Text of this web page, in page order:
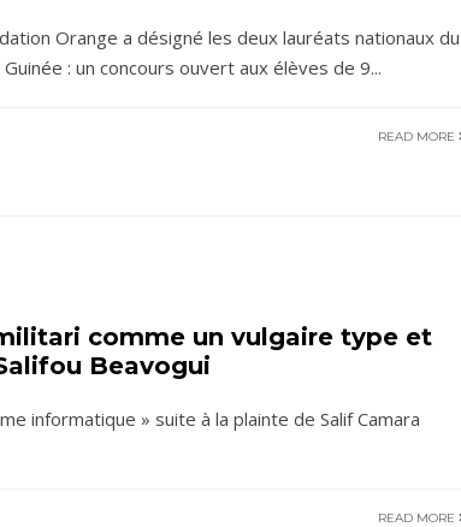
Orange a désigné les deux lauréats nationaux du
Guinée : un concours ouvert aux élèves de 9...
READ MORE
comme un vulgaire type et
Beavogui
informatique » suite à la plainte de Salif Camara
READ MORE